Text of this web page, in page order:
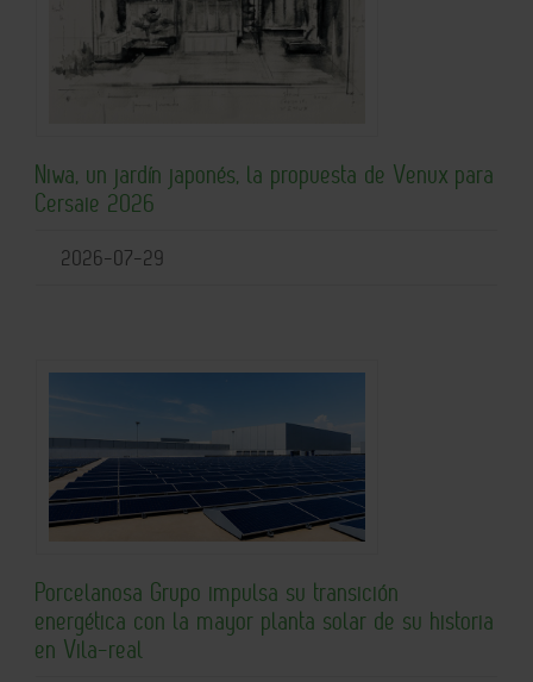
Niwa, un jardín japonés, la propuesta de Venux para
Cersaie 2026
2026-07-29
Porcelanosa Grupo impulsa su transición
energética con la mayor planta solar de su historia
en Vila-real